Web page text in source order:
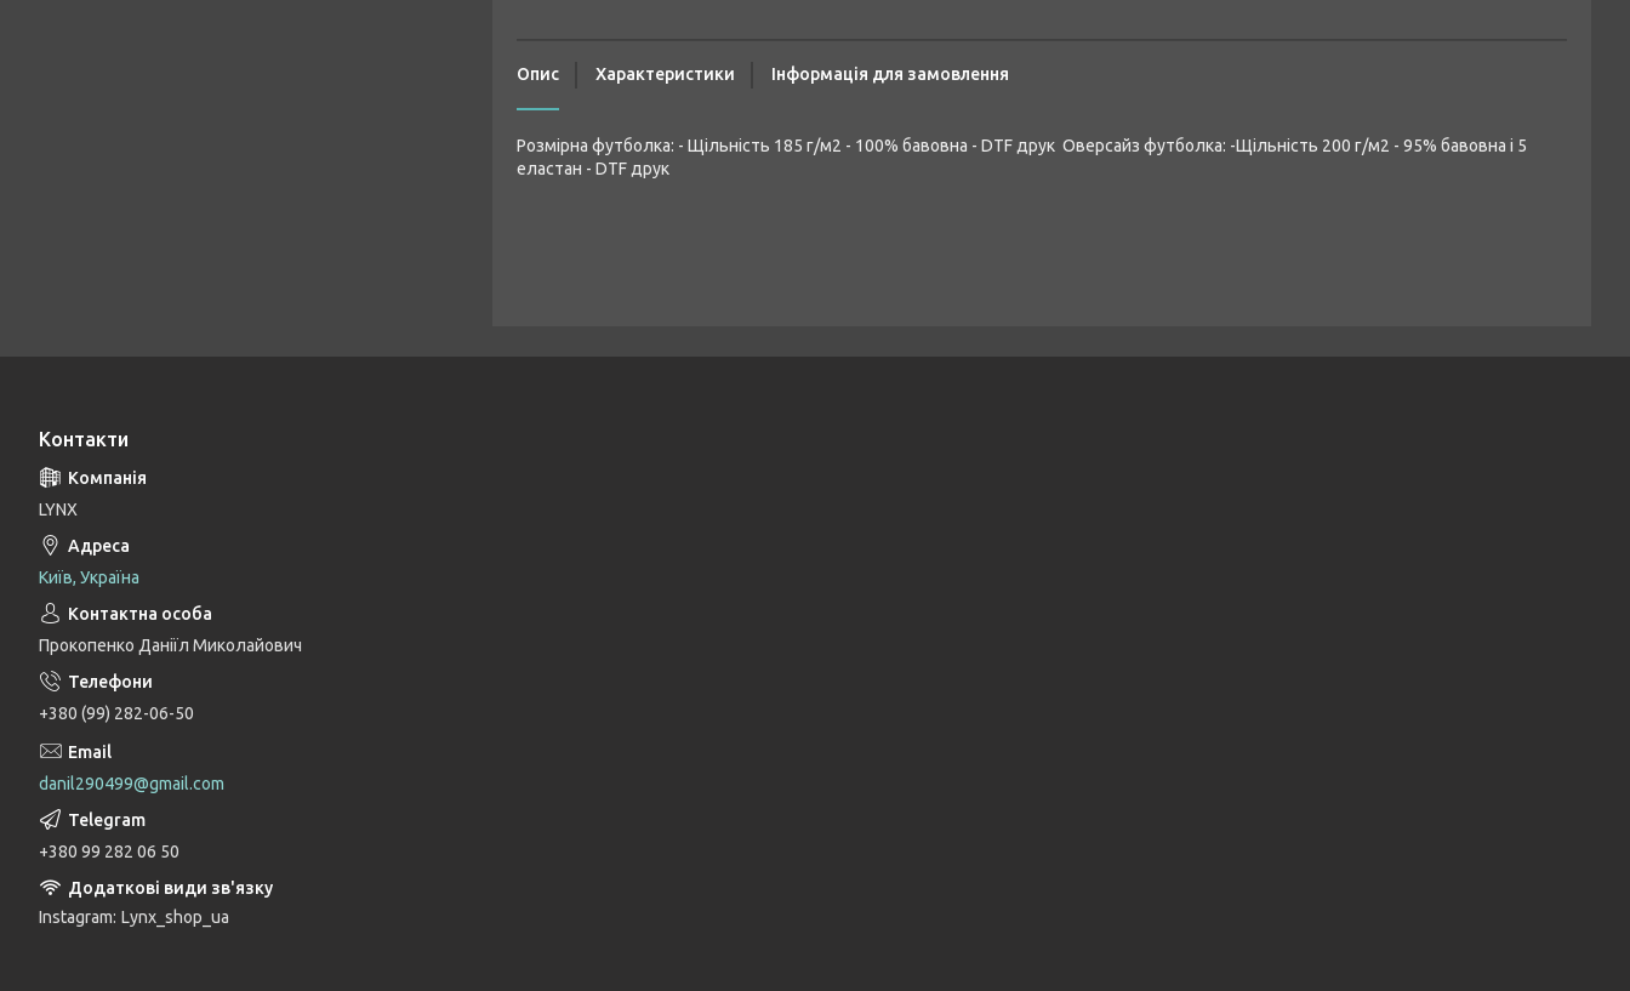
Опис Характеристики Інформація для замовлення
Розмірна футболка: - Щільність 185 г/м2 - 100% бавовна - DTF друк Оверсайз футболка: -Щільність 200 г/м2 - 95% бавовна і 5
еластан - DTF друк
Контакти
LYNX
Київ, Україна
Прокопенко Даніїл Миколайович
+380 (99) 282-06-50
danil290499@gmail.com
+380 99 282 06 50
Instagram Lynx_shop_ua